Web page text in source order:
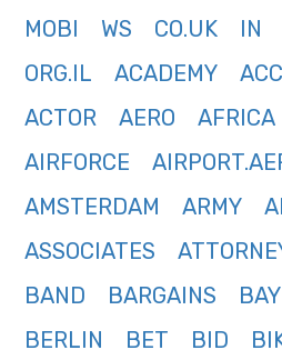
MOBI
WS CO.UK IN
ORG.IL
ACADEMY
ACTOR
AERO AFRICA
AIRFORCE
AMSTERDAM
ARMY
ASSOCIATES
BAND
BARGAINS
BERLIN
BET BID